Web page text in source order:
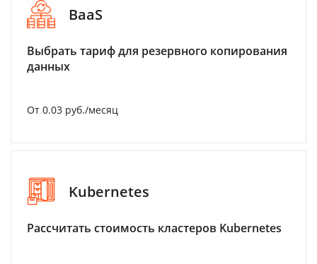
BaaS
Выбрать тариф для резервного копирования
данных
От 0.03 руб./месяц
Kubernetes
Рассчитать стоимость кластеров Kubernetes